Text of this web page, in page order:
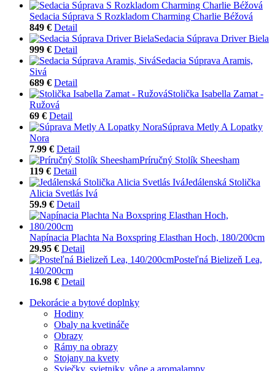
Sedacia Súprava S Rozkladom Charming Charlie Béžová
849 € Detail
Sedacia Súprava Driver Biela
999 € Detail
Sedacia Súprava Aramis,
Sivá
689 € Detail
Stolička Isabella Zamat -
Ružová
69 € Detail
Súprava Metly A Lopatky
Nora
7.99 € Detail
Príručný Stolík Sheesham
119 € Detail
Jedálenská Stolička
Alicia Svetlás Ivá
59.9 € Detail
Napínacia Plachta Na Boxspring Elasthan Hoch, 180/200cm
29.95 € Detail
Posteľná Bielizeň Lea,
140/200cm
16.98 € Detail
Dekorácie a bytové doplnky
Hodiny
Obaly na kvetináče
Obrazy
Rámy na obrazy
Stojany na kvety
Sviečky, svietniky, vône a aromalampy